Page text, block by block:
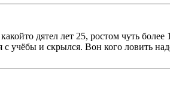
дятел лет 25, ростом чуть более
учёбы и скрылся. Вон кого ловить